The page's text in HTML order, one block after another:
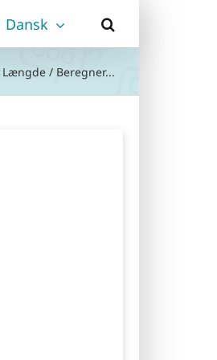
Dansk
Længde / Beregner...